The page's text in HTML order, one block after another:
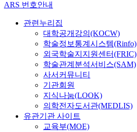
ARS 번호안내
관련누리집
대학공개강의(KOCW)
학술정보통계시스템(Rinfo)
외국학술지지원센터(FRIC)
학술관계분석서비스(SAM)
사서커뮤니티
기관회원
지식나눔(LOOK)
의학전자도서관(MEDLIS)
유관기관 사이트
교육부(MOE)